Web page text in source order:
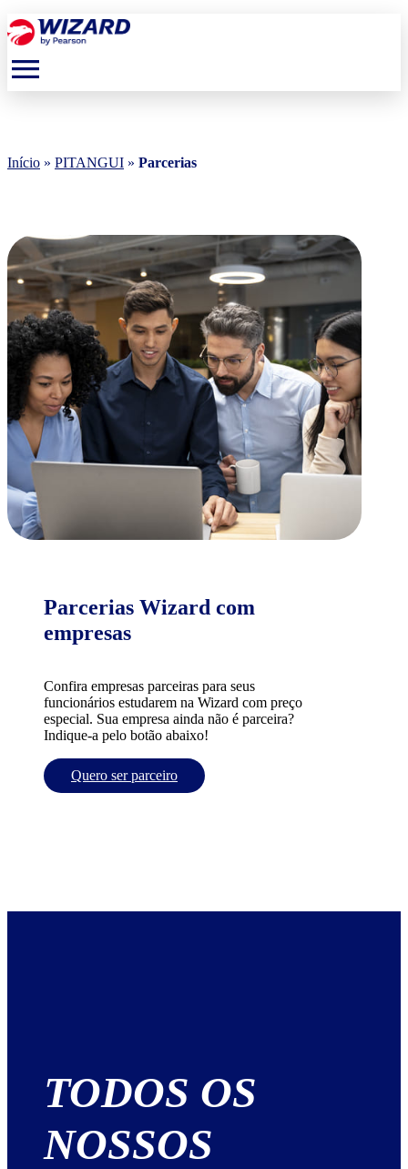
menu
Início » PITANGUI » Parcerias
Parcerias Wizard com
empresas
Confira empresas parceiras para seus
funcionários estudarem na Wizard com preço
especial. Sua empresa ainda não é parceira?
Indique-a pelo botão abaixo!
Quero ser parceiro
TODOS OS
NOSSOS